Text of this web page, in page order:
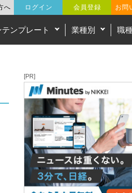
へ ログイン 会員登録 お問
ンプレート 業種別 職
[PR]